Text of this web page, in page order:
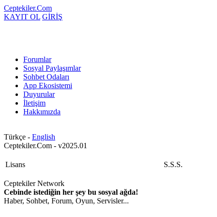
Ceptekiler.Com
KAYIT OL GİRİŞ
Forumlar
Sosyal Paylaşımlar
Sohbet Odaları
App Ekosistemi
Duyurular
İletişim
Hakkımızda
Türkçe - English
Ceptekiler.Com - v2025.01
Lisans S.S.S.
Ceptekiler Network
Cebinde istediğin her şey bu sosyal ağda!
Haber, Sohbet, Forum, Oyun, Servisler...